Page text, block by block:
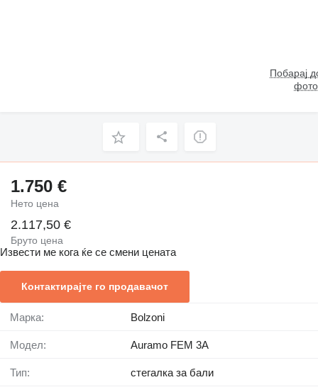
Побарај
1.750 €
Нето цена
2.117,50 €
Бруто цена
Извести ме кога ќе се смени цената
Контактирајте го продавачот
Марка: Bolzoni
Модел: Auramo FEM 3A
Тип: стегалка за бали